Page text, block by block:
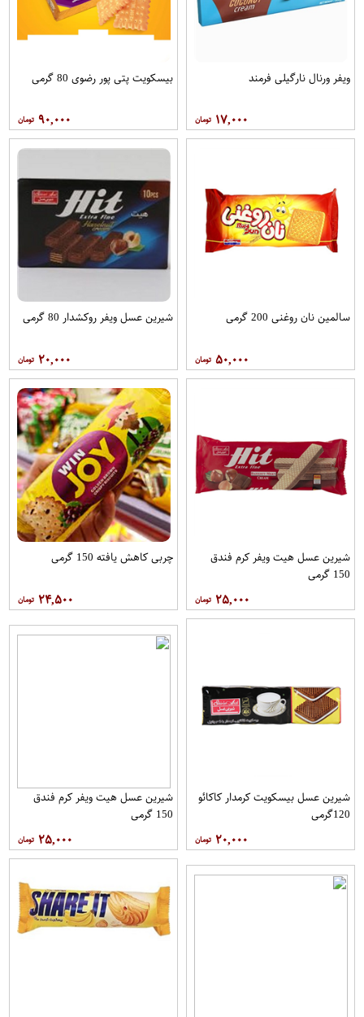
ویفر ورنال نارگیلی فرمند
۱۷,۰۰۰
بیسکویت پتی پور رضوی 80 گرمی
۹۰,۰۰۰
سالمین نان روغنی 200 گرمی
۵۰,۰۰۰
شیرین عسل ویفر روکشدار 80 گرمی
۲۰,۰۰۰
شیرین عسل هیت ویفر کرم فندق
150 گرمی
۲۵,۰۰۰
چربی کاهش یافته 150 گرمی
۲۴,۵۰۰
شیرین عسل بیسکویت کرمدار کاکائو
120گرمی
۲۰,۰۰۰
شیرین عسل هیت ویفر کرم فندق
150 گرمی
۲۵,۰۰۰